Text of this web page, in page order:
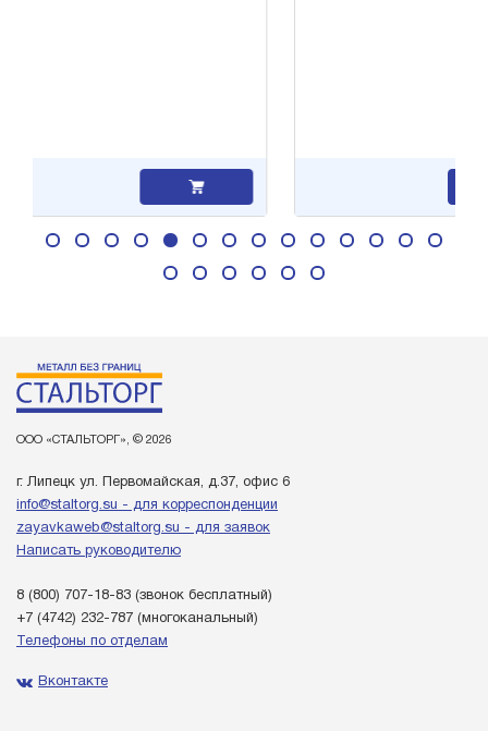
ООО «СТАЛЬТОРГ», © 2026
г. Липецк ул. Первомайская, д.37, офис 6
info@staltorg.su - для корреспонденции
zayavkaweb@staltorg.su - для заявок
Написать руководителю
8 (800) 707-18-83 (звонок бесплатный)
+7 (4742) 232-787 (многоканальный)
Телефоны по отделам
Вконтакте